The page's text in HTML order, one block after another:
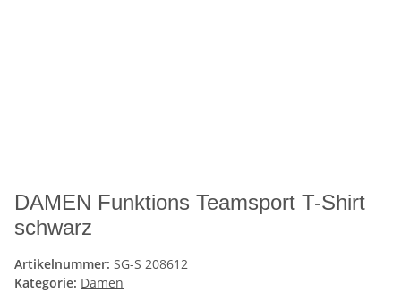
DAMEN Funktions Teamsport T-Shirt
schwarz
Artikelnummer: SG-S 208612
Kategorie: Damen